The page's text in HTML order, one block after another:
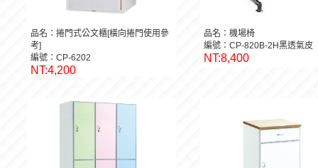
品名：捲門式公文櫃[橫向捲門使用參
考]
編號：CP-6202
NT:4,200
品名：機場椅
編號：CP-820B-2H黑透氣皮
NT:8,400